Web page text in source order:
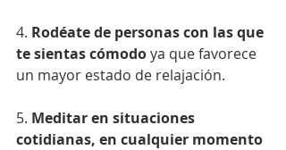
4. Rodéate de personas con las que
te sientas cómodo ya que favorece
un mayor estado de relajación.
5. Meditar en situaciones
cotidianas, en cualquier momento